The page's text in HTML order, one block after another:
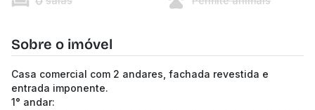
Sobre o imóvel
Casa comercial com 2 andares, fachada revestida e
entrada imponente.
1° andar: